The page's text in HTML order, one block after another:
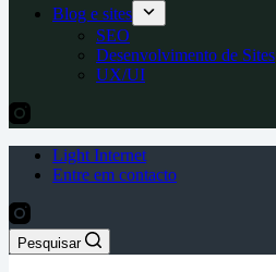
Blog e sites
SEO
Desenvolvimento de Sites
UX/UI
Light Internet
Entre em contacto
Pesquisar